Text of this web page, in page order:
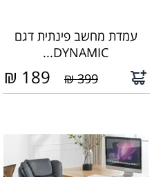
עמדת מחשב פינתית דגם
DYNAMIC...
399 ₪
189
₪